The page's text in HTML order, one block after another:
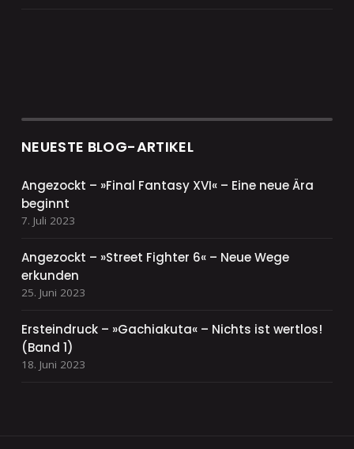
NEUESTE BLOG-ARTIKEL
Angezockt – »Final Fantasy XVI« – Eine neue Ära
beginnt
7. Juli 2023
Angezockt – »Street Fighter 6« – Neue Wege
erkunden
25. Juni 2023
Ersteindruck – »Gachiakuta« – Nichts ist wertlos!
(Band 1)
18. Juni 2023